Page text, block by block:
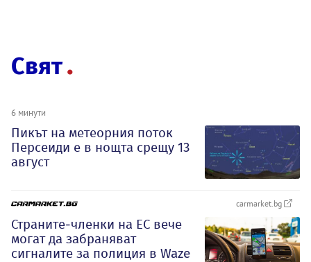
Свят
6 минути
Пикът на метеорния поток
Персеиди е в нощта срещу 13
август
carmarket.bg
Страните-членки на ЕС вече
могат да забраняват
сигналите за полиция в Waze